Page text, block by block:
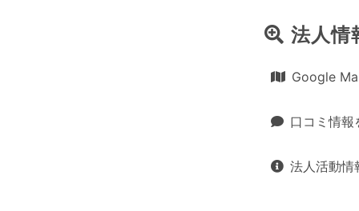
法人情
Google
口コミ情報
法人活動情